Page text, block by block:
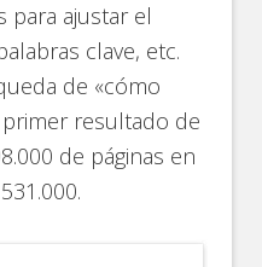
para ajustar el
clave, etc.
de «cómo
resultado de
de páginas en